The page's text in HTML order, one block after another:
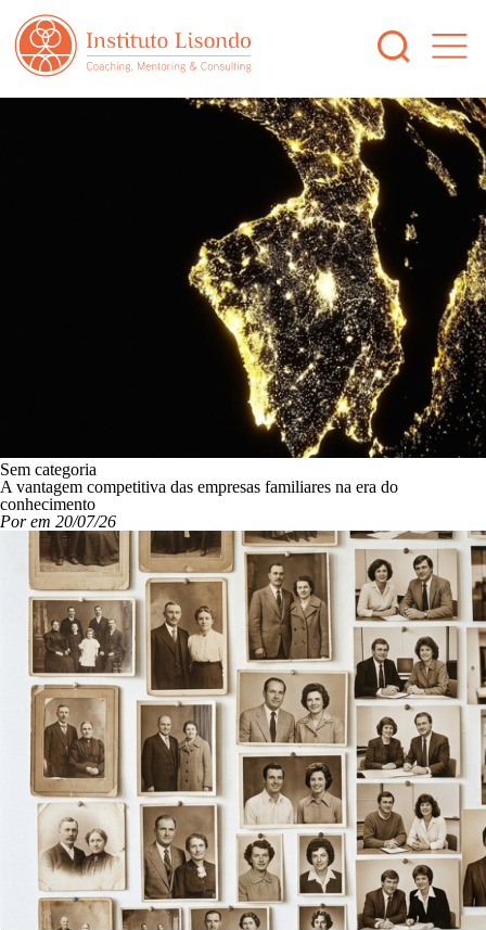
Sem categoria
A vantagem competitiva das empresas familiares na era do
conhecimento
Por em 20/07/26